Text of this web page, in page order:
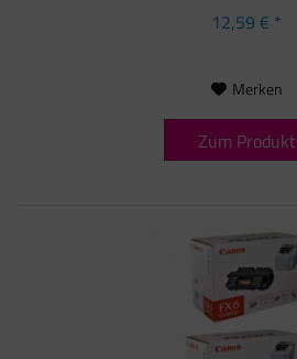
12,59 € *
Merken
Zum Produkt